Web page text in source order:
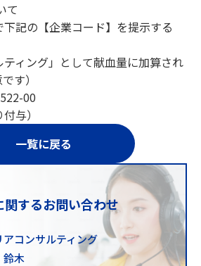
て
記の【企業コード】を提示する
ティング」として献血量に加算され
す）
00
与）
一覧に戻る
関するお問い合わせ
コンサルティング
木